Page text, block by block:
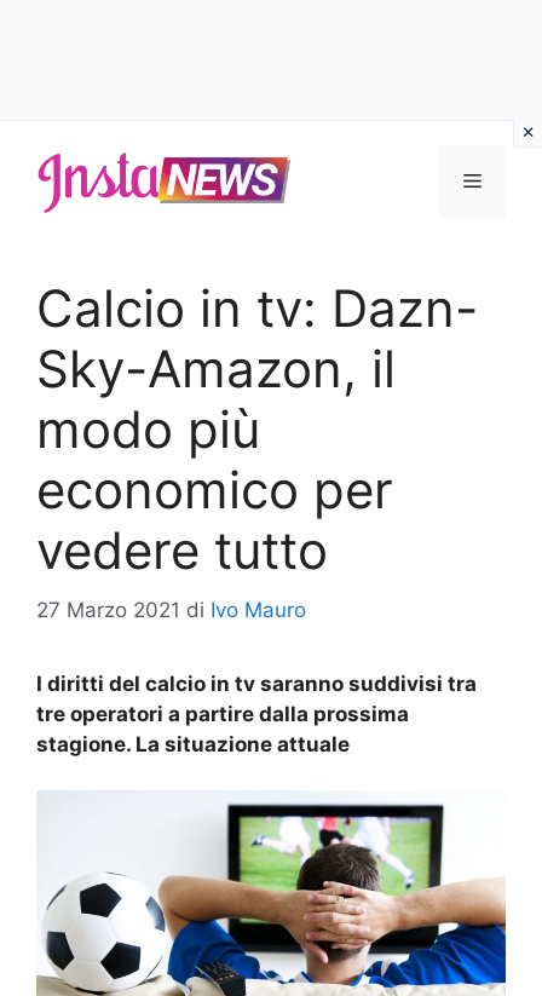
contenuto
Menu
Calcio in tv: Dazn-
Sky-Amazon, il
modo più
economico per
vedere tutto
27 Marzo 2021 di Ivo Mauro
I diritti del calcio in tv saranno suddivisi tra
tre operatori a partire dalla prossima
stagione. La situazione attuale